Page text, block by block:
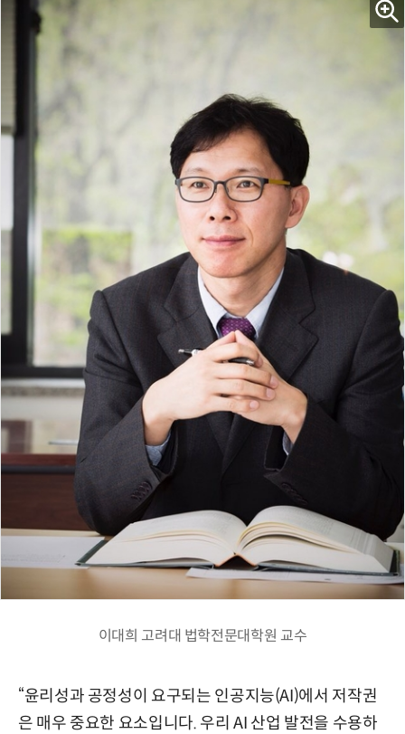
이대희 고려대 법학전문대학원 교수
“윤리성과 공정성이 요구되는 인공지능(AI)에서 저작권
은 매우 중요한 요소입니다. 우리 AI 산업 발전을 수용하